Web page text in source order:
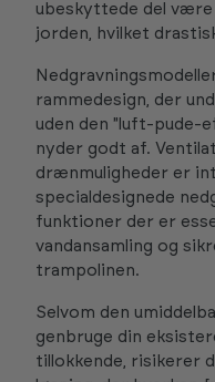
ubeskyttede del
jorden, hvilket
rammedesign, der
uden den "luft-pude-
nyder godt af.
drænmuligheder er
specialdesignede
funktioner der er
vandansamling og
trampolinen.
Selvom den
genbruge din
tillokkende, risikerer